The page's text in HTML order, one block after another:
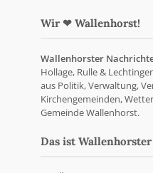
Wir ❤ Wallenhorst!
Wallenhorster
Hollage, Rulle &
aus Politik, Verwaltung,
Kirchengemeinden,
Gemeinde Wallenhorst.
Das ist Wallenhorster